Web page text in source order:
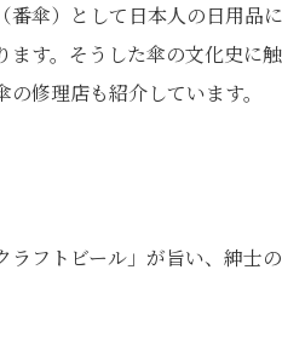
傘）として日本人の日用品
す。そうした傘の文化史に
修理店も紹介しています。
フトビール」が旨い、紳士